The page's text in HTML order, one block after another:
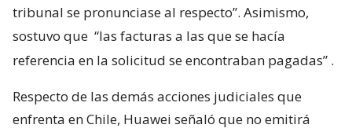
tribunal se pronunciase al respecto”. Asimismo,
sostuvo que “las facturas a las que se hacía
referencia en la solicitud se encontraban pagadas” .
Respecto de las demás acciones judiciales que
enfrenta en Chile, Huawei señaló que no emitirá